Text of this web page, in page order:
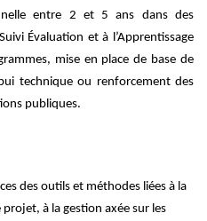
entre 2 et 5 ans dans des
Évaluation et à l’Apprentissage
mise en place de base de
technique ou renforcement des
publiques.
des outils et méthodes liées à la
à la gestion axée sur les